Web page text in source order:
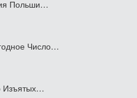
Польши…
Число…
Изъятых…